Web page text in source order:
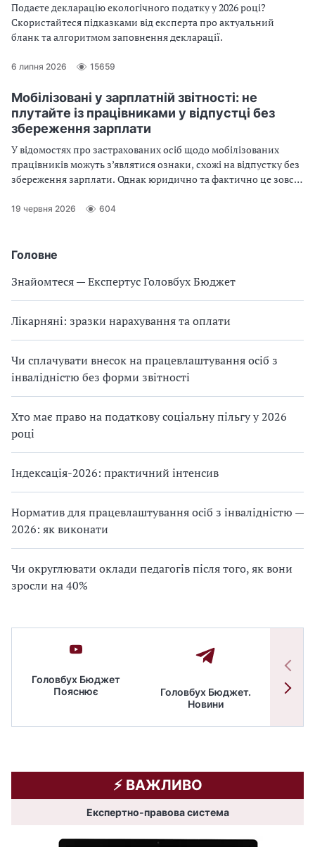
Головне
Знайомтеся — Експертус Головбух Бюджет
Лікарняні: зразки нарахування та оплати
Чи сплачувати внесок на працевлаштування осіб з
інвалідністю без форми звітності
Хто має право на податкову соціальну пільгу у 2026
році
Індексація-2026: практичний інтенсив
Норматив для працевлаштування осіб з інвалідністю —
2026: як виконати
Чи округлювати оклади педагогів після того, як вони
зросли на 40%
Головбух Бюджет
Пояснює
Головбух Бюджет.
Новини
Подаєте декларацію екологічного податку у 2026 році?
Скористайтеся підказками від експерта про актуальний
бланк та алгоритмом заповнення декларації.
6 липня 2026 15659
Мобілізовані у зарплатній звітності: не
плутайте із працівниками у відпустці без
збереження зарплати
У відомостях про застрахованих осіб щодо мобілізованих
працівників можуть з’являтися ознаки, схожі на відпустку без
збереження зарплати. Однак юридично та фактично це зовсім
19 червня 2026 604
⚡️ ВАЖЛИВО
Експертно-правова система